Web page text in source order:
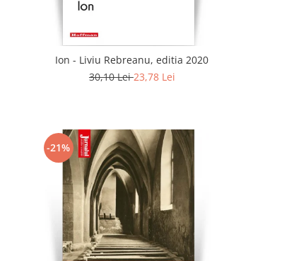
Ion - Liviu Rebreanu, editia 2020
30,10 Lei23,78 Lei
-21%